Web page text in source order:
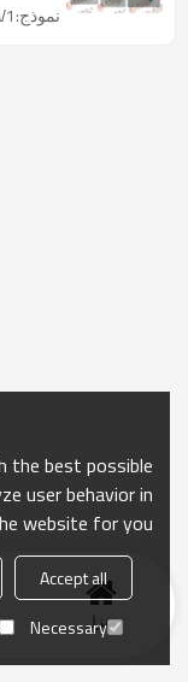
نموذج:OMRON NS5-SQ01B-V1
منزل
the best possible
user behavior in
website for you.
Accept all
Necessary